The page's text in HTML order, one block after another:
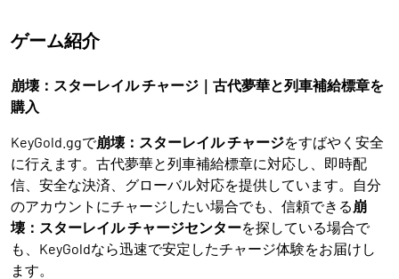
ゲーム紹介
崩壊：スターレイル チャージ｜古代夢華と列車補給標章を
購入
KeyGold.ggで崩壊：スターレイル チャージをすばやく安全
に行えます。古代夢華と列車補給標章に対応し、即時配
信、安全な決済、グローバル対応を提供しています。自分
のアカウントにチャージしたい場合でも、信頼できる 崩
壊：スターレイル チャージセンターを探している場合で
も、KeyGoldなら迅速で安定したチャージ体験をお届けし
ます。